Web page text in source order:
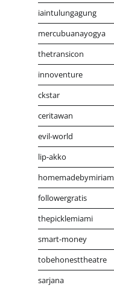
iaintulungagung
mercubuanayogya
thetransicon
innoventure
ckstar
ceritawan
evil-world
lip-akko
homemadebymiriam
followergratis
thepicklemiami
smart-money
tobehonesttheatre
sarjana